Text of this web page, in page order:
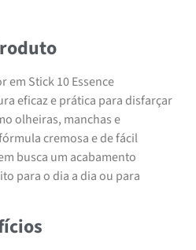
em Stick 10 Essence
eficaz e prática para disfarçar
olheiras, manchas e
cremosa e de fácil
busca um acabamento
para o dia a dia ou para